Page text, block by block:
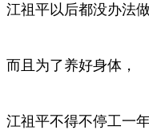
江祖平以后都没办法
而且为了养好身体，
江祖平不得不停工一年